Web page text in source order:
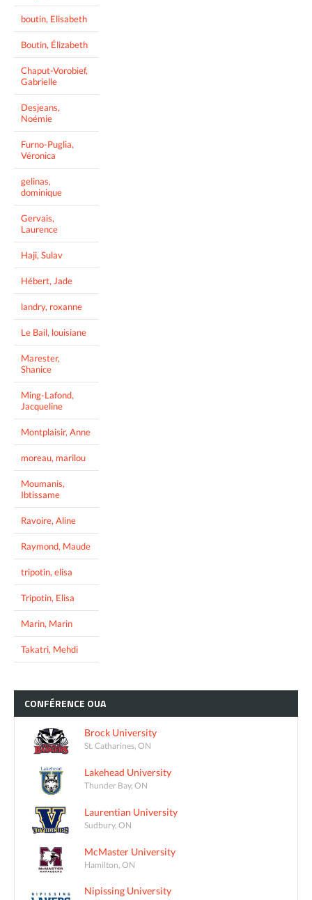
boutin, Elisabeth
Boutin, Élizabeth
Chaput-Vorobief,
Gabrielle
Desjeans,
Noémie
Furno-Puglia,
Véronica
gelinas,
dominique
Gervais,
Laurence
Haji, Sulav
Hébert, Jade
landry, roxanne
Le Bail, louisiane
Marester,
Shanice
Ming-Lafond,
Jacqueline
Montplaisir, Anne
moreau, marilou
Moumanis,
Ibtissame
Ravoire, Aline
Raymond, Maude
tripotin, elisa
Tripotin, Elisa
Marin, Marin
Takatri, Mehdi
CONFÉRENCE OUA
Brock University
St. Catharines, ON
Lakehead University
Thunder Bay, ON
Laurentian University
Sudbury, ON
McMaster University
Hamilton, ON
Nipissing University